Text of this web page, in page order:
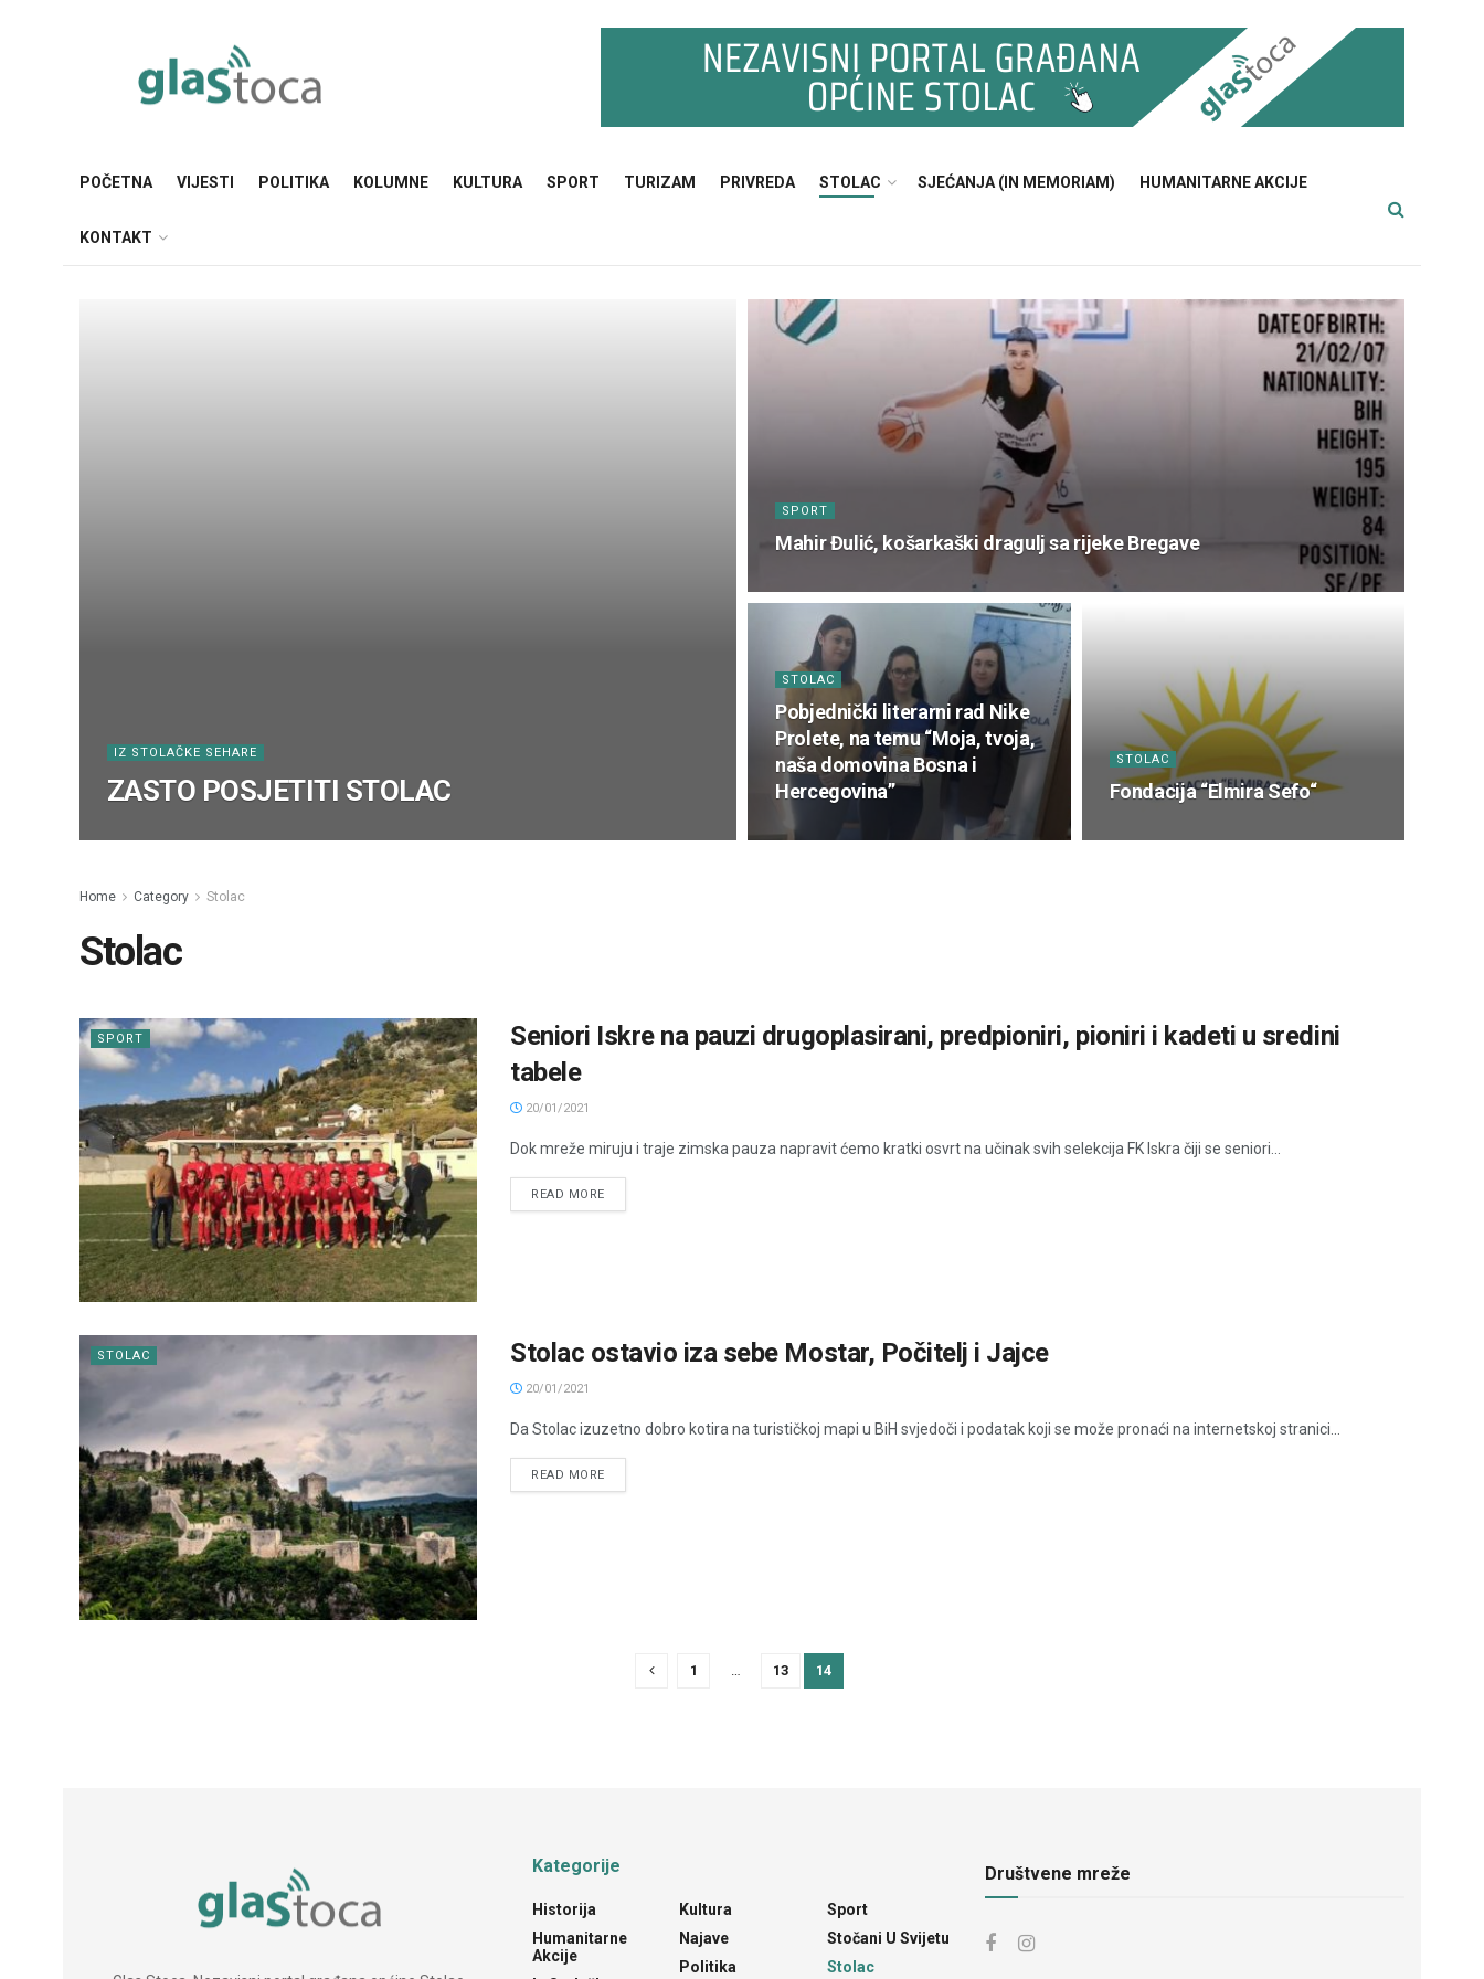
POČETNA VIJESTI POLITIKA KOLUMNE KULTURA SPORT TURIZAM PRIVREDA STOLAC SJEĆANJA (IN MEMORIAM) HUMANITARNE AKCIJE
KONTAKT
IZ STOLAČKE SEHARE
ZASTO POSJETITI STOLAC
SPORT
Mahir Đulić, košarkaški dragulj sa rijeke Bregave
STOLAC
Pobjednički literarni rad Nike
Prolete, na temu “Moja, tvoja,
naša domovina Bosna i
Hercegovina”
STOLAC
Fondacija “Elmira Sefo“
Home Category Stolac
Stolac
SPORT
Seniori Iskre na pauzi drugoplasirani, predpioniri, pioniri i kadeti u sredini
tabele
20/01/2021
Dok mreže miruju i traje zimska pauza napravit ćemo kratki osvrt na učinak svih selekcija FK Iskra čiji se seniori...
READ MORE
STOLAC Stolac ostavio iza sebe Mostar, Počitelj i Jajce
20/01/2021
Da Stolac izuzetno dobro kotira na turističkoj mapi u BiH svjedoči i podatak koji se može pronaći na internetskoj stranici...
READ MORE
1 13 14
Kategorije
Historija
Humanitarne
Akcije
Kultura
Najave
Politika
Sport
Stočani U Svijetu
Stolac
Društvene mreže